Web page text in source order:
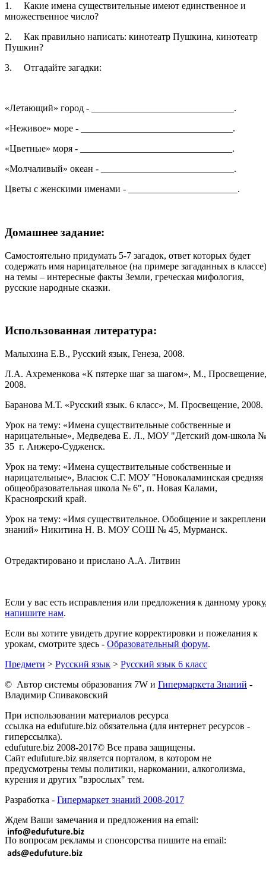
1.
Какие имена существительные имеют единственное и
множественное число?
2.
Как правильно написать: кинотеатр Пушкина, кинотеатр
Пушкин?
3.
Отгадайте загадки:
«Летающий» город - ______________________________.
«Неживое» море - ________________________________.
«Цветные» моря - ________________________________.
«Молчаливый» океан - ____________________________.
Цветы с женскими именами - _______________________.
Домашнее задание:
Самостоятельно придумать 5-7 загадок, ответ которых будет
содержать имя нарицательное (на примере загаданных в классе)
на темы – интересные факты Земли, греческая мифология,
русские народные сказки.
Использованная литература:
Малыхина Е.В., Русский язык, Генеза, 2008.
Л.А. Ахременкова «К пятерке шаг за шагом», М., Просвещение,
2008.
Баранова М.Т. «Русский язык. 6 класс», М. Просвещение, 2008.
Урок на тему: «Имена существительные собственные и
нарицательные», Медведева Е. Л., МОУ "Детский дом-школа №
35 г. Анжеро-Судженск.
Урок на тему: «Имена существительные собственные и
нарицательные», Власюк С.Г. МОУ "Новокаламинская средняя
общеобразовательная школа № 6", п. Новая Калами,
Красноярский край.
Урок на тему: «Имя существительное. Обобщение и
знаний» Никитина Н. В. МОУ СОШ № 45, Мурманск.
Отредактировано и прислано А.А. Литвин
Если у вас есть исправления или предложения к данному
напишите нам.
Если вы хотите увидеть другие корректировки и пожелания к
урокам, смотрите здесь - Образовательный форум.
Предмети > Русский язык > Русский язык 6 класс
© Автор системы образования 7W и Гипермаркета Знаний -
Владимир Спиваковский
При использовании материалов ресурса
ссылка на edufuture.biz обязательна (для интернет ресурсов -
гиперссылка).
edufuture.biz 2008-2017© Все права защищены.
Сайт edufuture.biz является порталом, в котором не
предусмотрены темы политики, наркомании, алкоголизма,
курения и других "взрослых" тем.
Разработка - Гипермаркет знаний 2008-2017
Ждем Ваши замечания и предложения на email:
По вопросам рекламы и спонсорства пишите на email: